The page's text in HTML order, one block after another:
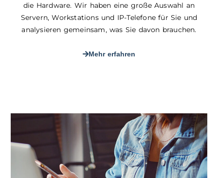
die Hardware. Wir haben eine große Auswahl an
Servern, Workstations und IP-Telefone für Sie und
analysieren gemeinsam, was Sie davon brauchen.
Mehr erfahren